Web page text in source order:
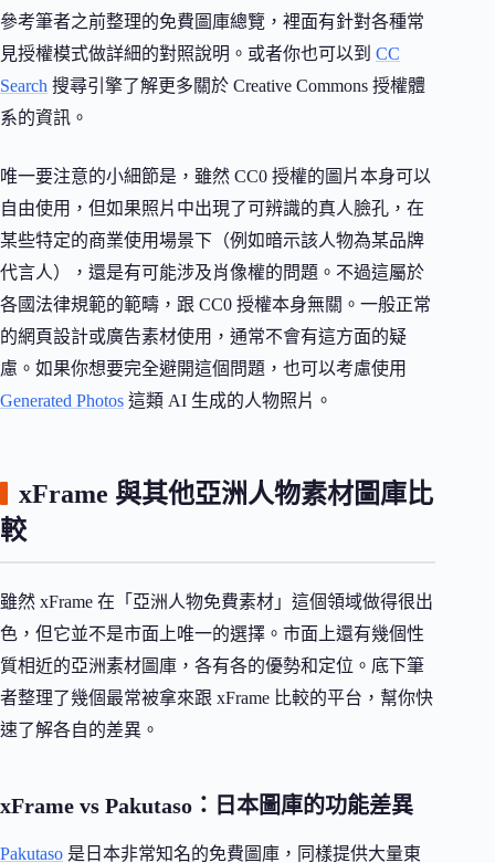
參考筆者之前整理的免費圖庫總覽，裡面有針對各種常
見授權模式做詳細的對照說明。或者你也可以到 CC
Search 搜尋引擎了解更多關於 Creative Commons 授權體
系的資訊。
唯一要注意的小細節是，雖然 CC0 授權的圖片本身可以
自由使用，但如果照片中出現了可辨識的真人臉孔，在
某些特定的商業使用場景下（例如暗示該人物為某品牌
代言人），還是有可能涉及肖像權的問題。不過這屬於
各國法律規範的範疇，跟 CC0 授權本身無關。一般正常
的網頁設計或廣告素材使用，通常不會有這方面的疑
慮。如果你想要完全避開這個問題，也可以考慮使用
Generated Photos 這類 AI 生成的人物照片。
xFrame 與其他亞洲人物素材圖庫比
較
雖然 xFrame 在「亞洲人物免費素材」這個領域做得很出
色，但它並不是市面上唯一的選擇。市面上還有幾個性
質相近的亞洲素材圖庫，各有各的優勢和定位。底下筆
者整理了幾個最常被拿來跟 xFrame 比較的平台，幫你快
速了解各自的差異。
xFrame vs Pakutaso：日本圖庫的功能差異
Pakutaso 是日本非常知名的免費圖庫，同樣提供大量東